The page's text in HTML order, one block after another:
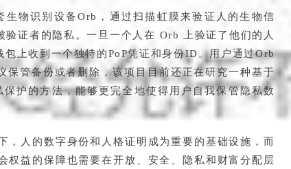
物识别设备Orb，通过扫描虹膜来验证人的生物信
验证者的隐私。一旦一个人在 Orb 上验证了他们的人
包上收到一个独特的PoP凭证和身份ID。用户通过Orb
保管备份或者删除，该项目目前还正在研究一种基于
护的方法，能够更完全地使得用户自我保管隐私数
，人的数字身份和人格证明成为重要的基础设施，而
权益的保障也需要在开放、安全、隐私和财富分配层